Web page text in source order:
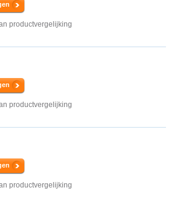
productvergelijking
productvergelijking
productvergelijking